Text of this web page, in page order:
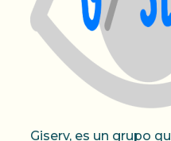
Giserv, es un grupo